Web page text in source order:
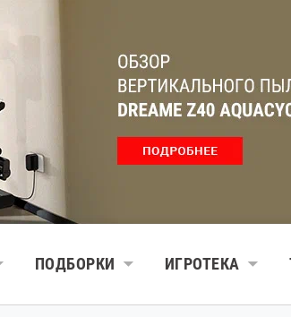
ПОДБОРКИ ИГРОТЕКА